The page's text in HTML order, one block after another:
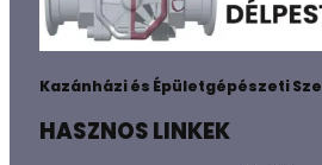
Kazánházi és Épületgépészeti
HASZNOS LINKEK